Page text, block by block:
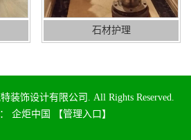
石材护理
装饰设计有限公司. All Rights Reserved.
： 企炬中国 【管理入口】